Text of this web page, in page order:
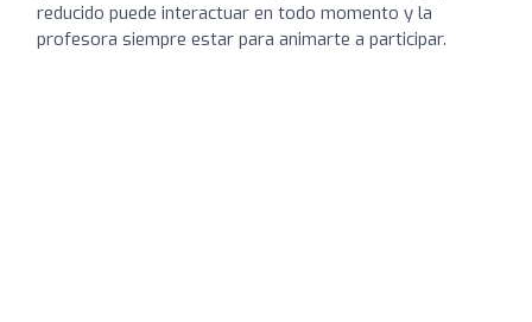
reducido puede interactuar en todo momento y la
profesora siempre estar para animarte a participar.